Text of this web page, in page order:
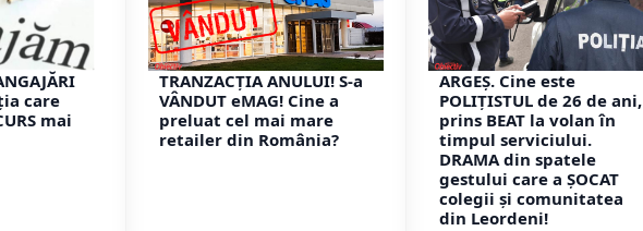
care
mai
TRANZACȚIA ANULUI! S-a
VÂNDUT eMAG! Cine a
preluat cel mai mare
retailer din România?
ARGEȘ. Cine este
POLIȚISTUL de 26 de ani,
prins BEAT la volan în
timpul serviciului.
DRAMA din spatele
gestului care a ȘOCAT
colegii și comunitatea
din Leordeni!